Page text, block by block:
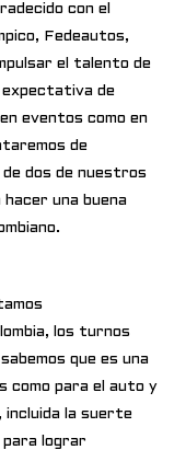
con el
Fedeautos,
el talento de
expectativa de
eventos como en
de
dos de nuestros
una buena
los turnos
que es una
como para el auto y
incluida la suerte
lograr